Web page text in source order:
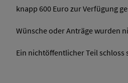
knapp 600 Euro zur Verfügung
Wünsche oder Anträge wurden
Ein nichtöffentlicher Teil schloss